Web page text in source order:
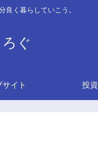
良く暮らしていこう。
ぐ
サイト 投資